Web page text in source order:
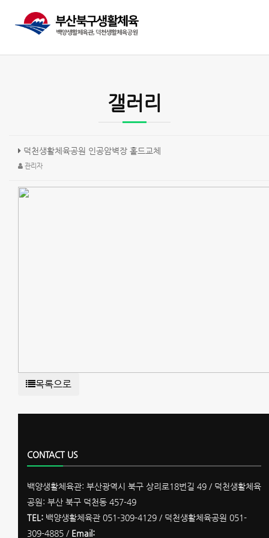
갤러리
덕천생활체육공원 인공암벽장 홀드교체
관리자
목록으로
CONTACT US
백양생활체육관: 부산광역시 북구 상리로18번길 49 / 덕천생활체육
공원: 부산 북구 덕천동 457-49
TEL: 백양생활체육관 051-309-4129 / 덕천생활체육공원 051-
309-4885 / Email: